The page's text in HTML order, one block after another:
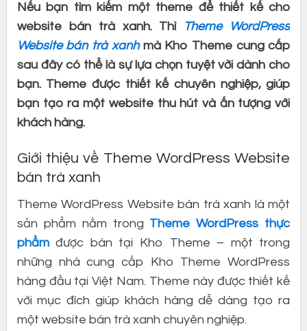
Nếu bạn tìm kiếm một theme để thiết kế cho
website bán trà xanh. Thì
Theme WordPress
Website bán trà xanhmà Kho Theme cung cấp
sau đây có thể là sự lựa chọn tuyệt vời dành cho
bạn. Theme được thiết kế chuyên nghiệp, giúp
bạn tạo ra một website thu hút và ấn tượng với
khách hàng.
Giới thiệu về Theme WordPress Website
bán trà xanh
Theme WordPress Website bán trà xanh là một
sản phẩm nằm trong Theme WordPress thực
phẩm được bán tại Kho Theme – một trong
những nhà cung cấp Kho Theme WordPress
hàng đầu tại Việt Nam. Theme này được thiết kế
với mục đích giúp khách hàng dễ dàng tạo ra
một website bán trà xanh chuyên nghiệp.